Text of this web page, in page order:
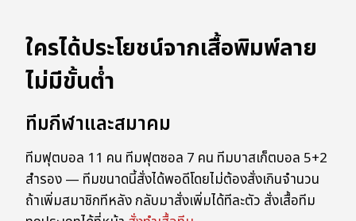
ใครได้ประโยชน์จากเสื้อพิมพ์ลาย
ไม่มีขั้นต่ำ
ทีมกีฬาและสมาคม
ทีมฟุตบอล 11 คน ทีมฟุตซอล 7 คน ทีมบาสเก็ตบอล 5+2
สำรอง — ทีมขนาดนี้สั่งได้พอดีโดยไม่ต้องสั่งเกินจำนวน
ถ้าเพิ่มสมาชิกทีหลัง กลับมาสั่งเพิ่มได้ทีละตัว สั่งเสื้อทีม